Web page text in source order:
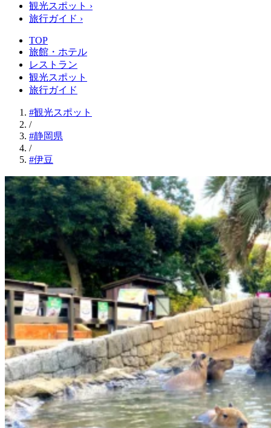
観光スポット ›
旅行ガイド ›
TOP
旅館・ホテル
レストラン
観光スポット
旅行ガイド
#観光スポット
/
#静岡県
/
#伊豆